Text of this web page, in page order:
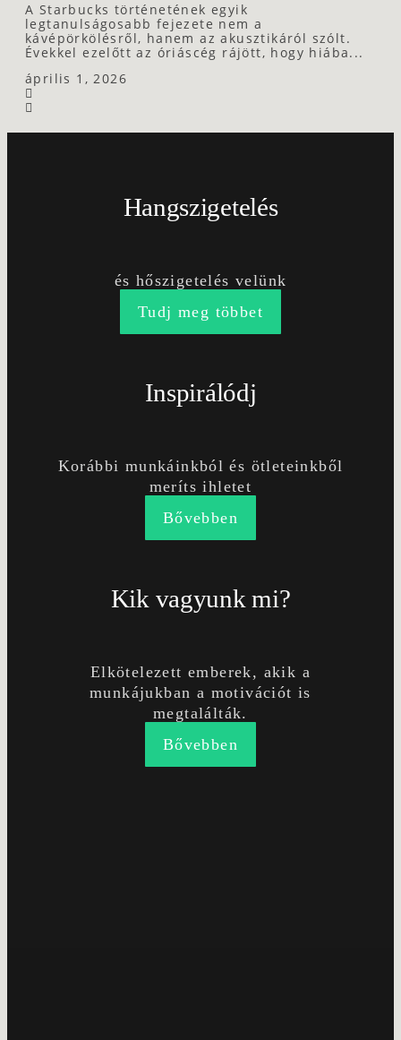
A Starbucks történetének egyik
legtanulságosabb fejezete nem a
kávépörkölésről, hanem az akusztikáról szólt.
Évekkel ezelőtt az óriáscég rájött, hogy hiába...
április 1, 2026
Hangszigetelés
és hőszigetelés velünk
Tudj meg többet
Inspirálódj
Korábbi munkáinkból és ötleteinkből
meríts ihletet
Bővebben
Kik vagyunk mi?
Elkötelezett emberek, akik a
munkájukban a motivációt is
megtalálták.
Bővebben